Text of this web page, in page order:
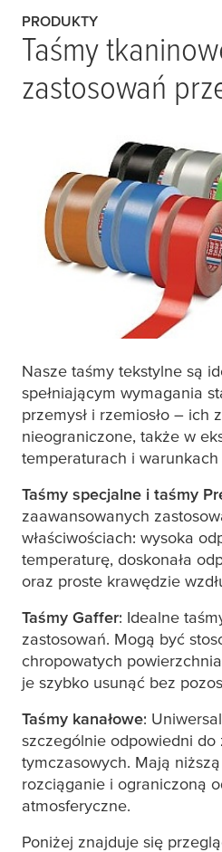
PRODUKTY
Taśmy
zastosowań
Nasze taśmy tekstylne są
spełniającym wymagania
przemysł i rzemiosło – ich
nieograniczone, także w
temperaturach i
Taśmy specjalne i taśmy
zaawansowanych
właściwościach: wysoka
temperaturę, doskonała
oraz proste krawędzie
Taśmy Gaffer: Idealne
zastosowań. Mogą być
chropowatych
je szybko usunąć bez
Taśmy kanałowe:
szczególnie odpowiedni do
tymczasowych. Mają
rozciąganie i ograniczoną
atmosferyczne.
Poniżej znajduje się